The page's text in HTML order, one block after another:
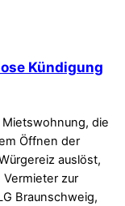
Kündigung
die
Öffnen der
auslöst,
zur
Braunschweig,